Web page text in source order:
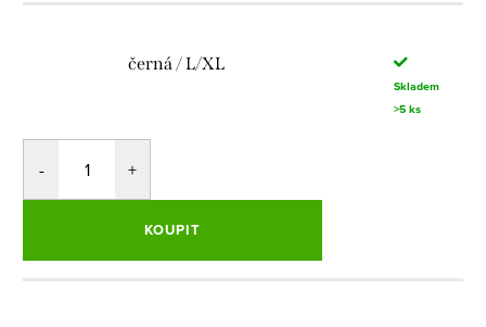
černá / L/XL
Skladem
>5 ks
KOUPIT